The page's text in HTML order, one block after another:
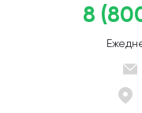
8